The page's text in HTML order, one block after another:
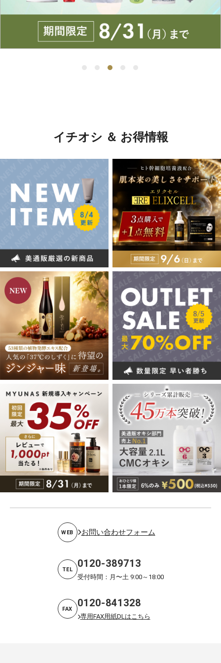
イチオシ ＆ お得情報
WEB お問い合わせフォーム
TEL 0120-389713
受付時間：月〜土 9:00～18:00
FAX 0120-841328
専用FAX用紙DLはこちら